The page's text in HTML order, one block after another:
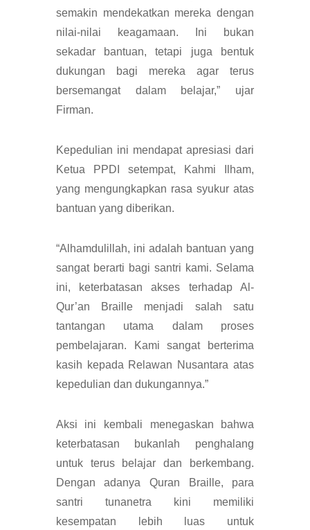
semakin mendekatkan mereka dengan
nilai-nilai keagamaan. Ini bukan
sekadar bantuan, tetapi juga bentuk
dukungan bagi mereka agar terus
bersemangat dalam belajar,” ujar
Firman.
Kepedulian ini mendapat apresiasi dari
Ketua PPDI setempat, Kahmi Ilham,
yang mengungkapkan rasa syukur atas
bantuan yang diberikan.
“Alhamdulillah, ini adalah bantuan yang
sangat berarti bagi santri kami. Selama
ini, keterbatasan akses terhadap Al-
Qur’an Braille menjadi salah satu
tantangan utama dalam proses
pembelajaran. Kami sangat berterima
kasih kepada Relawan Nusantara atas
kepedulian dan dukungannya.”
Aksi ini kembali menegaskan bahwa
keterbatasan bukanlah penghalang
untuk terus belajar dan berkembang.
Dengan adanya Quran Braille, para
santri tunanetra kini memiliki
kesempatan lebih luas untuk